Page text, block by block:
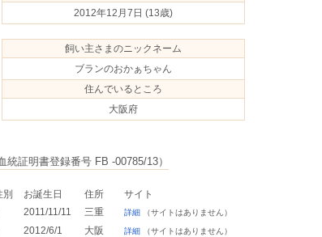
2012年12月7日 (13歳)
飼い主さまのニックネーム
ブランのおかぁちゃん
住んでいるところ
大阪府
証明書登録番号 FB -00785/13）
別 お誕生日 住所
サイト
2011/11/11 三重 詳細（サイトはありません）
2012/6/1 大阪 詳細（サイトはありません）